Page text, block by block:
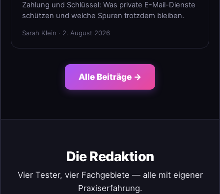
Zahlung und Schlüssel: Was private E-Mail-Dienste
schützen und welche Spuren trotzdem bleiben.
Sarah Klein · 2. August 2026
Alle Beiträge →
Die Redaktion
Vier Tester, vier Fachgebiete — alle mit eigener
Praxiserfahrung.